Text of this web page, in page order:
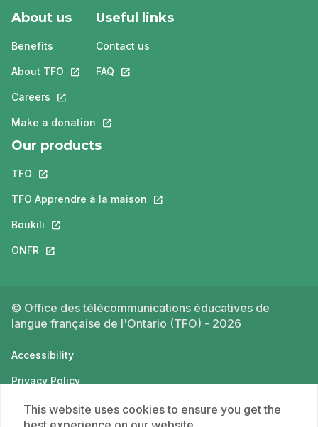
About us
Benefits
About TFO This link will open in a new tab.
Careers This link will open in a new tab.
Make a donation This link will open in a new tab.
Useful links
Contact us
FAQ This link will open in a new tab.
Our products
TFO This link will open in a new tab.
TFO Apprendre à la maison This link will open in a new tab.
Boukili This link will open in a new tab.
ONFR This link will open in a new tab.
© Office des télécommunications éducatives de
langue française de l'Ontario (TFO) - 2026
Accessibility
Privacy Policy
Terms of use
This website uses cookies to ensure you get the